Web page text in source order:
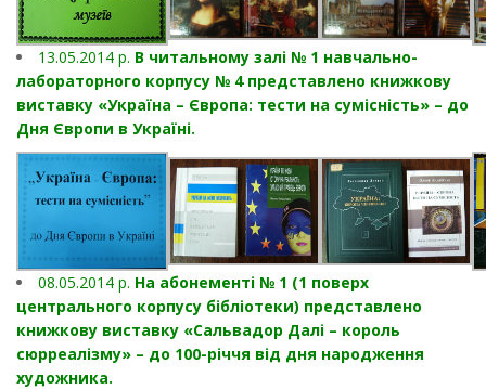
13.05.2014 р. В читальному залі № 1 навчально-
лабораторного корпусу № 4 представлено книжкову
виставку «Україна – Європа: тести на сумісність» – до
Дня Європи в Україні.
08.05.2014 р. На абонементі № 1 (1 поверх
центрального корпусу бібліотеки) представлено
книжкову виставку «Сальвадор Далі – король
сюрреалізму» – до 100-річчя від дня народження
художника.